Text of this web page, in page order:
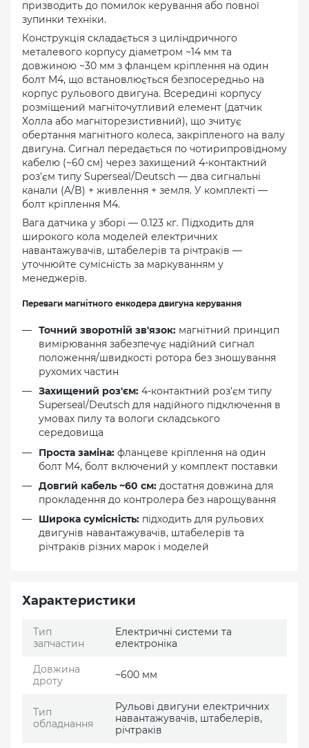
призводить до помилок керування або повної
зупинки техніки.
Конструкція складається з циліндричного
металевого корпусу діаметром ~14 мм та
довжиною ~30 мм з фланцем кріплення на один
болт M4, що встановлюється безпосередньо на
корпус рульового двигуна. Всередині корпусу
розміщений магніточутливий елемент (датчик
Холла або магніторезистивний), що зчитує
обертання магнітного колеса, закріпленого на валу
двигуна. Сигнал передається по чотирипровідному
кабелю (~60 см) через захищений 4-контактний
роз'єм типу Superseal/Deutsch — два сигнальні
канали (A/B) + живлення + земля. У комплекті —
болт кріплення M4.
Вага датчика у зборі — 0.123 кг. Підходить для
широкого кола моделей електричних
навантажувачів, штабелерів та річтраків —
уточнюйте сумісність за маркуванням у
менеджерів.
Переваги магнітного енкодера двигуна керування
Точний зворотній зв'язок: магнітний принцип
вимірювання забезпечує надійний сигнал
положення/швидкості ротора без зношування
рухомих частин
Захищений роз'єм: 4-контактний роз'єм типу
Superseal/Deutsch для надійного підключення в
умовах пилу та вологи складського
середовища
Проста заміна: фланцеве кріплення на один
болт M4, болт включений у комплект поставки
Довгий кабель ~60 см: достатня довжина для
прокладення до контролера без нарощування
Широка сумісність: підходить для рульових
двигунів навантажувачів, штабелерів та
річтраків різних марок і моделей
Характеристики
Тип
запчастин
Електричні системи та
електроніка
Довжина
дроту
~600 мм
Тип
обладнання
Рульові двигуни електричних
навантажувачів, штабелерів,
річтраків